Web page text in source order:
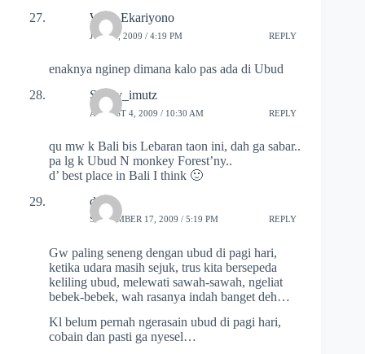
Willy Ekariyono
JULY 6, 2009 / 4:19 PM REPLY
enaknya nginep dimana kalo pas ada di Ubud
Sendy_imutz
AUGUST 4, 2009 / 10:30 AM REPLY
qu mw k Bali bis Lebaran taon ini, dah ga sabar..
pa lg k Ubud N monkey Forest’ny..
d’ best place in Bali I think 🙂
dini
SEPTEMBER 17, 2009 / 5:19 PM REPLY
Gw paling seneng dengan ubud di pagi hari,
ketika udara masih sejuk, trus kita bersepeda
keliling ubud, melewati sawah-sawah, ngeliat
bebek-bebek, wah rasanya indah banget deh…
Kl belum pernah ngerasain ubud di pagi hari,
cobain dan pasti ga nyesel…